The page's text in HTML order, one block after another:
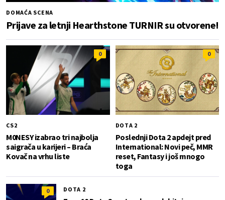
DOMAĆA SCENA
Prijave za letnji Hearthstone TURNIR su otvorene!
0
CS2
M0NESY izabrao tri najbolja
saigrača u karijeri – Braća
Kovač na vrhu liste
0
DOTA 2
Poslednji Dota 2 apdejt pred
International: Novi peč, MMR
reset, Fantasy i još mnogo
toga
0 DOTA 2